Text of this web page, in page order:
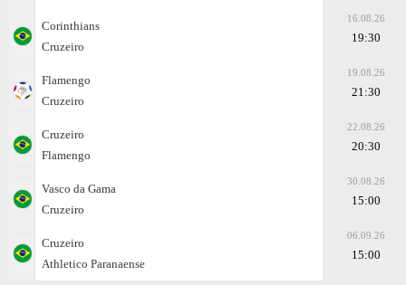
Corinthians
Cruzeiro
16.08.26
19:30
Flamengo
Cruzeiro
19.08.26
21:30
Cruzeiro
Flamengo
22.08.26
20:30
Vasco da Gama
Cruzeiro
30.08.26
15:00
Cruzeiro
Athletico Paranaense
06.09.26
15:00